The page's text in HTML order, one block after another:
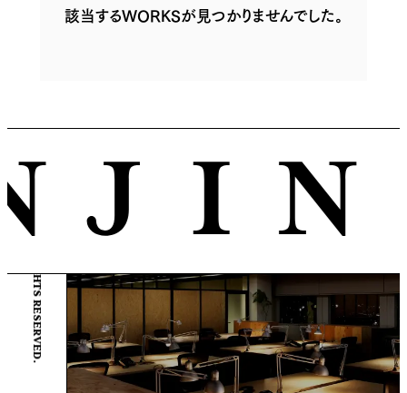
該当するWORKSが見つかりませんでした。
© ENJIN Inc. ALL RIGHTS RESERVED.